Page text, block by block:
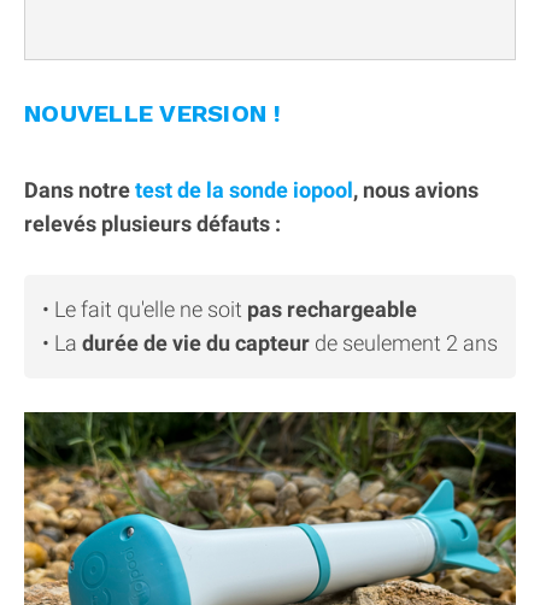
NOUVELLE VERSION !
Dans notretest de la sonde iopool, nous avions
relevés plusieurs défauts :
• Le fait qu'elle ne soit pas rechargeable
• La durée de vie du capteur de seulement 2 ans